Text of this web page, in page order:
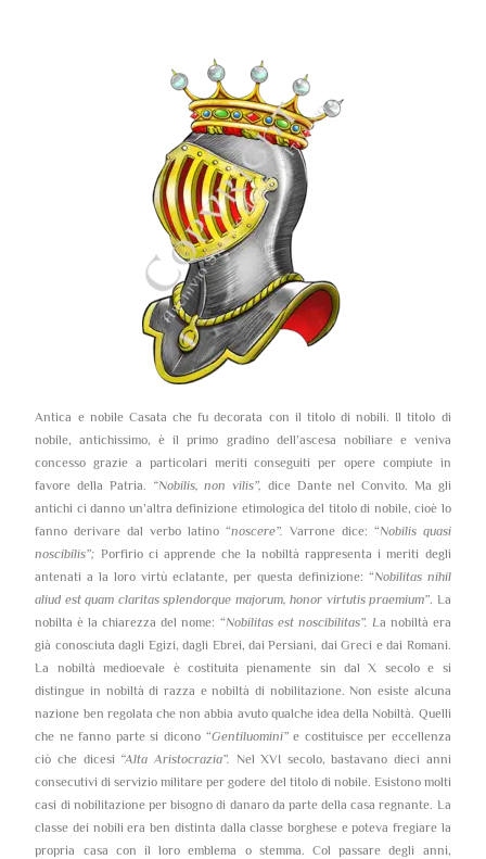
Antica e nobile Casata che fu decorata con il titolo di nobili. Il titolo di
nobile, antichissimo, è il primo gradino dell’ascesa nobiliare e veniva
concesso grazie a particolari meriti conseguiti per opere compiute in
favore della Patria. “Nobilis, non vilis”, dice Dante nel Convito. Ma gli
antichi ci danno un’altra definizione etimologica del titolo di nobile, cioè lo
fanno derivare dal verbo latino “noscere”. Varrone dice: “Nobilis quasi
noscibilis”; Porfirio ci apprende che la nobiltà rappresenta i meriti degli
antenati a la loro virtù eclatante, per questa definizione: “Nobilitas nihil
aliud est quam claritas splendorque majorum, honor virtutis praemium”. La
nobilta è la chiarezza del nome: “Nobilitas est noscibilitas”. La nobiltà era
già conosciuta dagli Egizi, dagli Ebrei, dai Persiani, dai Greci e dai Romani.
La nobiltà medioevale è costituita pienamente sin dal X secolo e si
distingue in nobiltà di razza e nobiltà di nobilitazione. Non esiste alcuna
nazione ben regolata che non abbia avuto qualche idea della Nobiltà. Quelli
che ne fanno parte si dicono “Gentiluomini”e costituisce per eccellenza
ciò che dicesi “Alta Aristocrazia”. Nel XVI secolo, bastavano dieci anni
consecutivi di servizio militare per godere del titolo di nobile. Esistono molti
casi di nobilitazione per bisogno di danaro da parte della casa regnante. La
classe dei nobili era ben distinta dalla classe borghese e poteva fregiare la
propria casa con il loro emblema o stemma. Col passare degli anni,